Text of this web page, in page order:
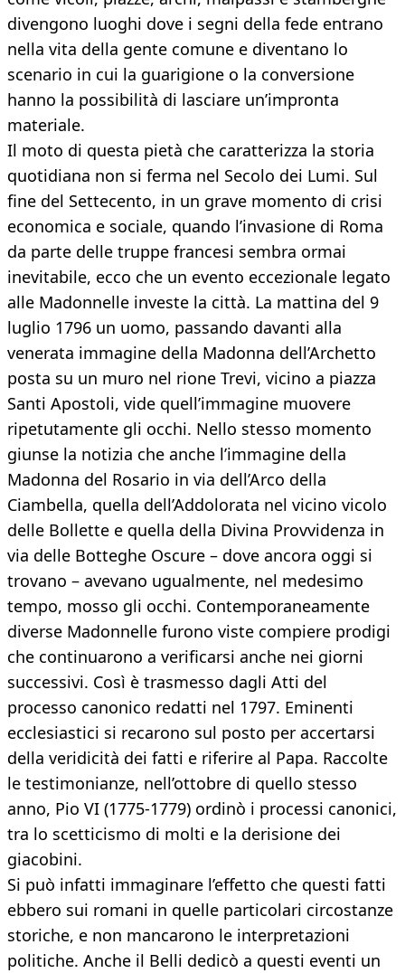
divengono luoghi dove i segni della fede entrano
nella vita della gente comune e diventano lo
scenario in cui la guarigione o la conversione
hanno la possibilità di lasciare un’impronta
materiale.
Il moto di questa pietà che caratterizza la storia
quotidiana non si ferma nel Secolo dei Lumi. Sul
fine del Settecento, in un grave momento di crisi
economica e sociale, quando l’invasione di Roma
da parte delle truppe francesi sembra ormai
inevitabile, ecco che un evento eccezionale legato
alle Madonnelle investe la città. La mattina del 9
luglio 1796 un uomo, passando davanti alla
venerata immagine della Madonna dell’Archetto
posta su un muro nel rione Trevi, vicino a piazza
Santi Apostoli, vide quell’immagine muovere
ripetutamente gli occhi. Nello stesso momento
giunse la notizia che anche l’immagine della
Madonna del Rosario in via dell’Arco della
Ciambella, quella dell’Addolorata nel vicino vicolo
delle Bollette e quella della Divina Provvidenza in
via delle Botteghe Oscure – dove ancora oggi si
trovano – avevano ugualmente, nel medesimo
tempo, mosso gli occhi. Contemporaneamente
diverse Madonnelle furono viste compiere prodigi
che continuarono a verificarsi anche nei giorni
successivi. Così è trasmesso dagli Atti del
processo canonico redatti nel 1797. Eminenti
ecclesiastici si recarono sul posto per accertarsi
della veridicità dei fatti e riferire al Papa. Raccolte
le testimonianze, nell’ottobre di quello stesso
anno, Pio VI (1775-1779) ordinò i processi canonici,
tra lo scetticismo di molti e la derisione dei
giacobini.
Si può infatti immaginare l’effetto che questi fatti
ebbero sui romani in quelle particolari circostanze
storiche, e non mancarono le interpretazioni
politiche. Anche il Belli dedicò a questi eventi un